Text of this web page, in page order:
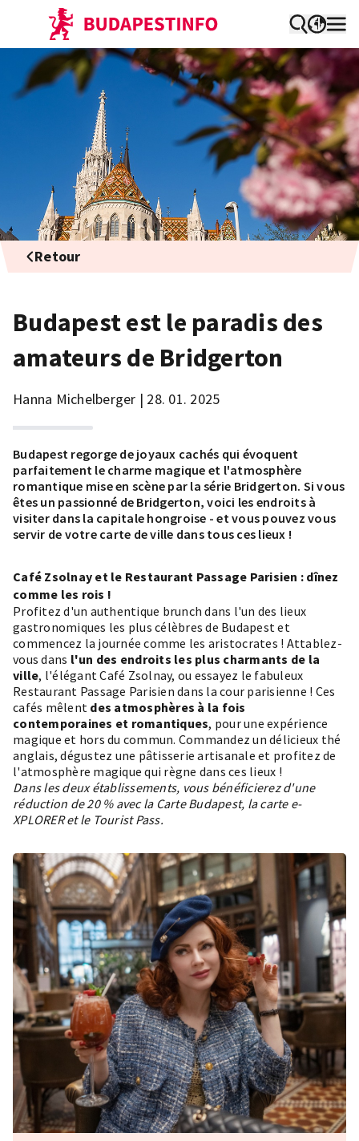
Retour
Budapest est le paradis des
amateurs de Bridgerton
Hanna Michelberger | 28. 01. 2025
Budapest regorge de joyaux cachés qui évoquent
parfaitement le charme magique et l'atmosphère
romantique mise en scène par la série Bridgerton. Si vous
êtes un passionné de Bridgerton, voici les endroits à
visiter dans la capitale hongroise - et vous pouvez vous
servir de votre carte de ville dans tous ces lieux !
Café Zsolnay et le Restaurant Passage Parisien : dînez
comme les rois !
Profitez d'un authentique brunch dans l'un des lieux
gastronomiques les plus célèbres de Budapest et
commencez la journée comme les aristocrates ! Attablez-
vous dans l'un des endroits les plus charmants de la
ville, l'élégant Café Zsolnay, ou essayez le fabuleux
Restaurant Passage Parisien dans la cour parisienne ! Ces
cafés mêlent des atmosphères à la fois
contemporaines et romantiques, pour une expérience
magique et hors du commun. Commandez un délicieux thé
anglais, dégustez une pâtisserie artisanale et profitez de
l'atmosphère magique qui règne dans ces lieux !
Dans les deux établissements, vous bénéficierez d'une
réduction de 20 % avec la Carte Budapest, la carte e-
XPLORER et le Tourist Pass.